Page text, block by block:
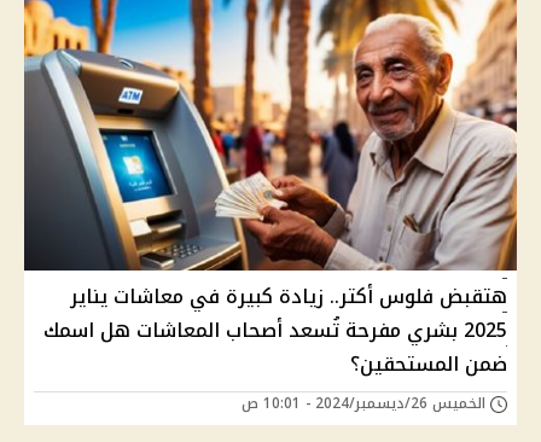
هتقبض فلوس أكتر.. زيادة كبيرة في معاشات يناير
2025 بشري مفرحة تُسعد أصحاب المعاشات هل اسمك
ضمن المستحقين؟
الخميس 26/ديسمبر/2024 - 10:01 ص